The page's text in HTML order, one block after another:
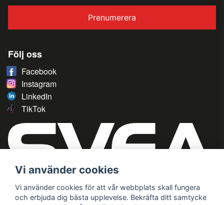
Prenumerera
Följ oss
Facebook
Instagram
LinkedIn
TikTok
Vi använder cookies
Vi använder cookies för att vår webbplats skall fungera
och erbjuda dig bästa upplevelse. Bekräfta ditt samtycke